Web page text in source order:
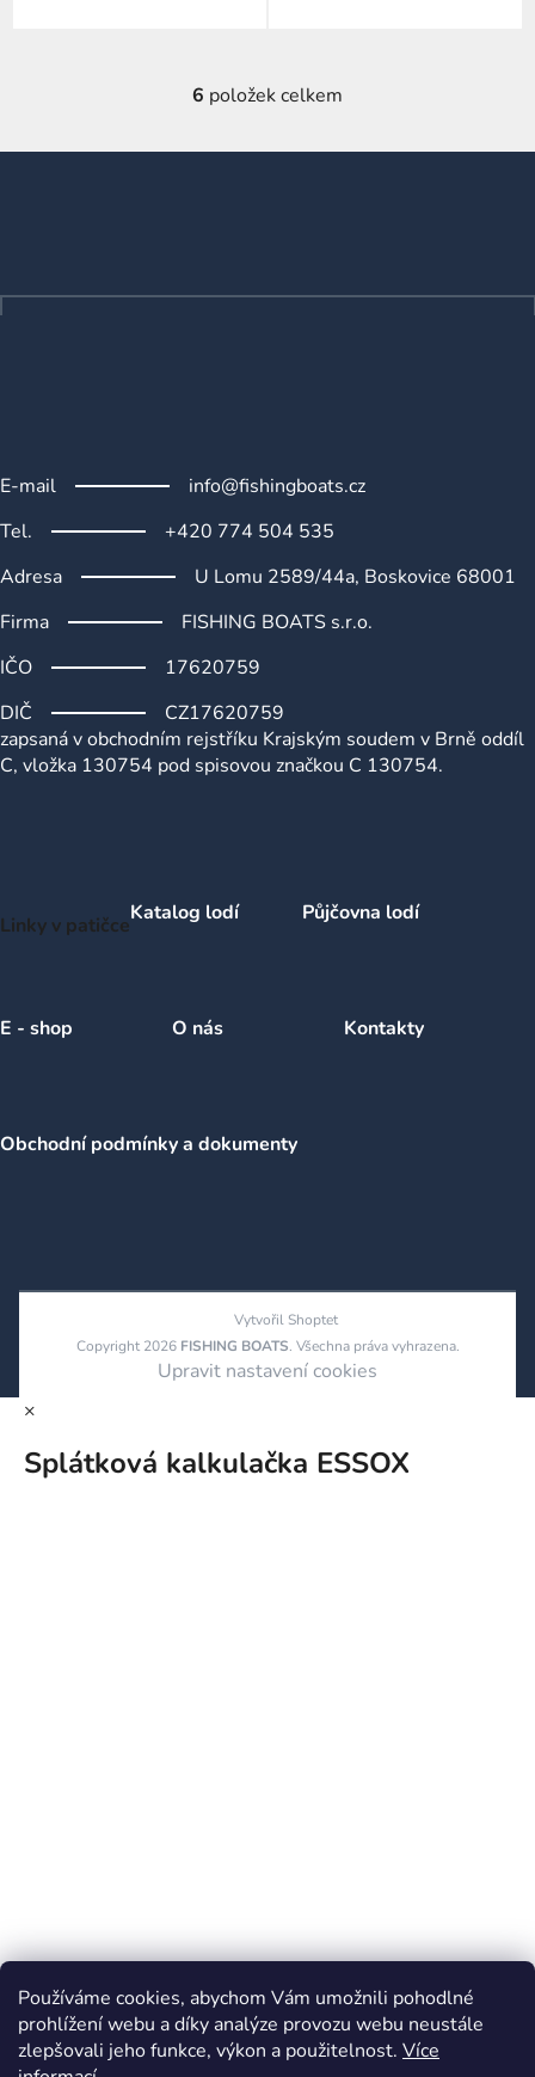
Používáme cookies, abychom Vám umožnili pohodlné
prohlížení webu a díky analýze provozu webu neustále
zlepšovali jeho funkce, výkon a použitelnost. Více
O
l
í
ý
p
i
u
6 položek celkem
t
í
E-mail
info@fishingboats.cz
Tel.
+420 774 504 535
Adresa
U Lomu 2589/44a, Boskovice 68001
Firma
FISHING BOATS s.r.o.
IČO
17620759
DIČ
CZ17620759
zapsaná v obchodním rejstříku Krajským soudem v Brně oddíl
C, vložka 130754 pod spisovou značkou C 130754.
Linky v patičceKatalog lodí Půjčovna lodí
E - shop O nás Kontakty
Obchodní podmínky a dokumenty
Vytvořil Shoptet
Copyright 2026 FISHING BOATS. Všechna práva vyhrazena.
Upravit nastavení cookies
×
Splátková kalkulačka ESSOX